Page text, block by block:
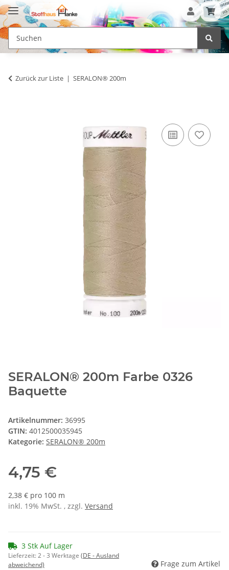
Zurück zur Liste SERALON® 200m
SERALON® 200m Farbe 0326
Baquette
Artikelnummer: 36995
GTIN: 4012500035945
Kategorie: SERALON® 200m
4,75 €
2,38 € pro 100 m
inkl. 19% MwSt. , zzgl. Versand
3 Stk Auf Lager
Lieferzeit:2 - 3 Werktage (DE - Ausland
abweichend)
Frage zum Artikel